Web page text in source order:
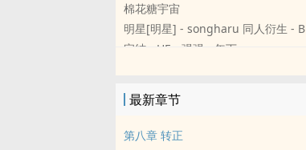
棉花糖宇宙
明星[明星] - songharu ‎‍同‎‌‍人‎衍生 -
完结 - HE - 强强 - 年下
学生会长好好学生学校的风云人物
欢迎大会台下都在问此男是谁，学
最新章节
第八章 转正